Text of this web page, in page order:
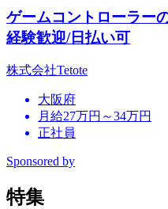
ゲームコントローラー
経験歓迎/日払い可
株式会社Tetote
大阪府
月給27万円～34万円
正社員
Sponsored by
特集